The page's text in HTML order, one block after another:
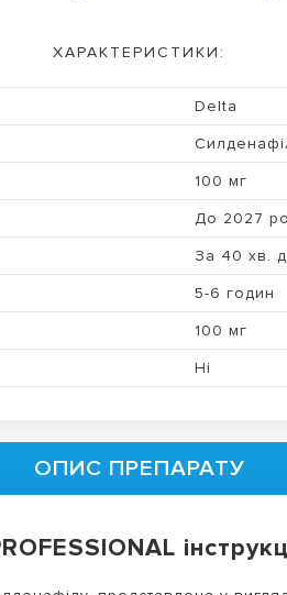
ХАРАКТЕРИСТИКИ:
Delta
100 мг
До 2027
За 40 хв.
5-6 годин
100 мг
Ні
ОПИС ПРЕПАРАТУ